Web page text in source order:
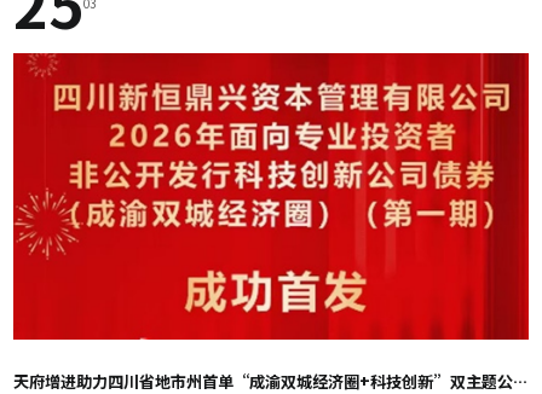
03
天府增进助力四川省地市州首单“成渝双城经济圈+科技创新”双主题公司债成功发行